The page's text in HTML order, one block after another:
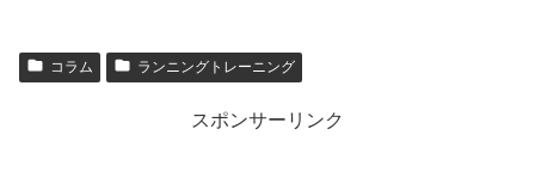
コラム ランニングトレーニング
スポンサーリンク